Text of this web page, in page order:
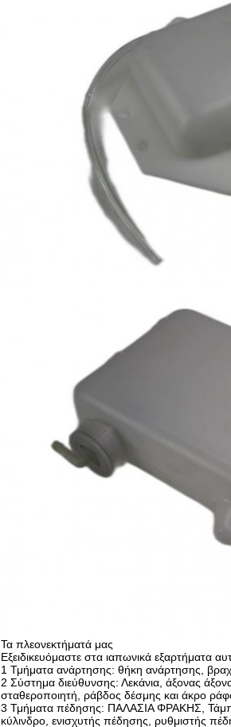
Τα πλεονεκτήματά μας
Εξειδικευόμαστε στα ιαπωνικά εξαρτήματα
1 Τμήματα ανάρτησης: θήκη ανάρτησης,
2 Σύστημα διεύθυνσης: Λεκάνια, άξονας
σταθεροποιητή, ράβδος δέσμης και άκρο
3 Τμήματα πέδησης: ΠΑΛΑΣΙΑ ΦΡΑΚΗΣ,
κύλινδρο, ενισχυτής πέδησης, ρυθμιστής